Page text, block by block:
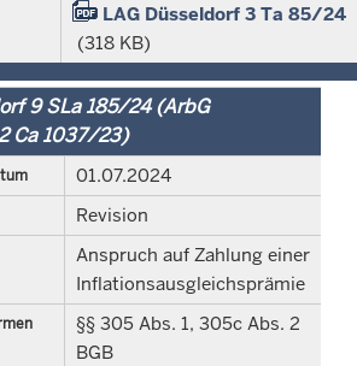
LAG Düsseldorf 3 Ta 85/24
(318 KB)
9 SLa 185/24 (ArbG
Ca 1037/23)
01.07.2024
Revision
Anspruch auf Zahlung einer
Inflationsausgleichsprämie
§§ 305 Abs. 1, 305c Abs. 2
BGB